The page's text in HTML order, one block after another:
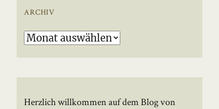
ARCHIV
Archiv
Herzlich willkommen auf dem Blog von